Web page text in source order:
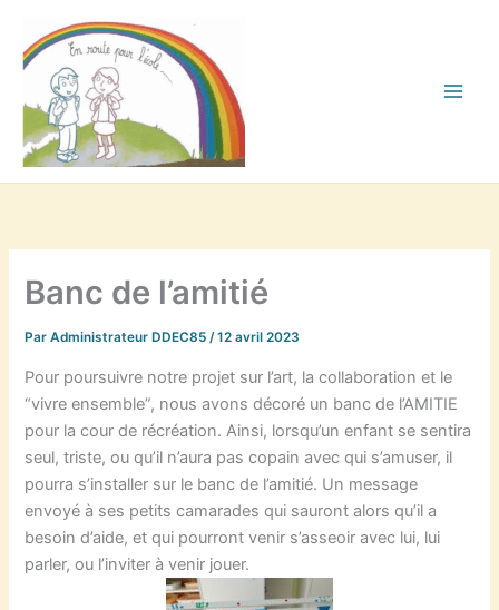
contenu
Banc de l’amitié
ParAdministrateur DDEC85/12 avril 2023
Pour poursuivre notre projet sur l’art, la collaboration et le
“vivre ensemble”, nous avons décoré un banc de l’AMITIE
pour la cour de récréation. Ainsi, lorsqu’un enfant se sentira
seul, triste, ou qu’il n’aura pas copain avec qui s’amuser, il
pourra s’installer sur le banc de l’amitié. Un message
envoyé à ses petits camarades qui sauront alors qu’il a
besoin d’aide, et qui pourront venir s’asseoir avec lui, lui
parler, ou l’inviter à venir jouer.